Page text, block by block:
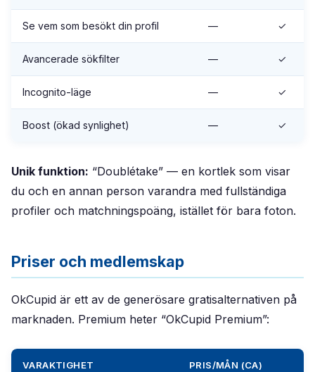
Se vem som besökt din profil — ✓
Avancerade sökfilter — ✓
Incognito-läge — ✓
Boost (ökad synlighet) — ✓
Unik funktion: “Doublétake” — en kortlek som visar
du och en annan person varandra med fullständiga
profiler och matchningspoäng, istället för bara foton.
Priser och medlemskap
OkCupid är ett av de generösare gratisalternativen på
marknaden. Premium heter “OkCupid Premium”:
VARAKTIGHET PRIS/MÅN (CA)